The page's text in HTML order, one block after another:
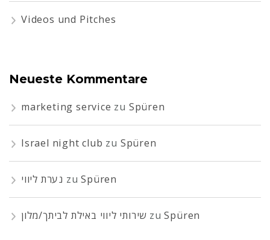
Videos und Pitches
Neueste Kommentare
marketing service zu Spüren
Israel night club zu Spüren
נערת ליווי zuSpüren
שירותי ליווי באילת לביתך/מלון zuSpüren